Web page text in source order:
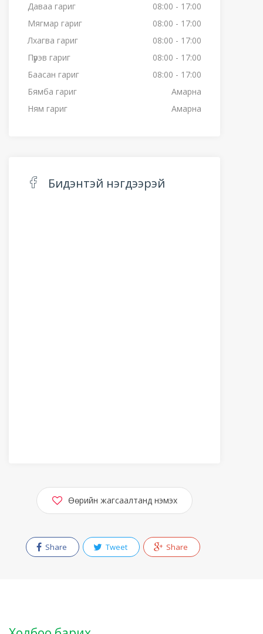
Даваа гариг
08:00 - 17:00
Мягмар гариг
08:00 - 17:00
Лхагва гариг
08:00 - 17:00
Пүрэв гариг
08:00 - 17:00
Баасан гариг
08:00 - 17:00
Бямба гариг
Амарна
Ням гариг
Амарна
Бидэнтэй нэгдээрэй
Өөрийн жагсаалтанд нэмэх
Share Tweet Share